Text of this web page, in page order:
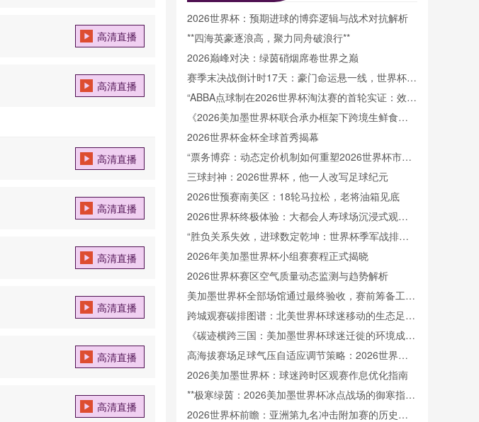
高清直播
高清直播
高清直播
高清直播
高清直播
高清直播
高清直播
高清直播
2026世界杯：预期进球的博弈逻辑与战术对抗解析
**四海英豪逐浪高，聚力同舟破浪行**
2026巅峰对决：绿茵硝烟席卷世界之巅
赛季末决战倒计时17天：豪门命运悬一线，世界杯博
弈暗流涌
“ABBA点球制在2026世界杯淘汰赛的首轮实证：效能
评估与机制对比研究”
《2026美加墨世界杯联合承办框架下跨境生鲜食品
检疫体系的国别差异与协调路径研究》
2026世界杯金杯全球首秀揭幕
“票务博弈：动态定价机制如何重塑2026世界杯市场
规则”
三球封神：2026世界杯，他一人改写足球纪元
2026世预赛南美区：18轮马拉松，老将油箱见底
2026世界杯终极体验：大都会人寿球场沉浸式观赛
全维度拆解与座区优选购票指南
“胜负关系失效，进球数定乾坤：世界杯季军战排名
规则再引争议”
2026年美加墨世界杯小组赛赛程正式揭晓
2026世界杯赛区空气质量动态监测与趋势解析
美加墨世界杯全部场馆通过最终验收，赛前筹备工作
全面就绪
跨城观赛碳排图谱：北美世界杯球迷移动的生态足迹
分析
《碳迹横跨三国：美加墨世界杯球迷迁徙的环境成本
核算》
高海拔赛场足球气压自适应调节策略：2026世界杯
赛前技术操作指南
2026美加墨世界杯：球迷跨时区观赛作息优化指南
**极寒绿茵：2026美加墨世界杯冰点战场的御寒指南
**
2026世界杯前瞻：亚洲第九名冲击附加赛的历史胜